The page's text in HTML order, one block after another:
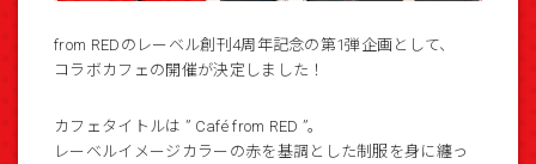
from REDのレーベル創刊4周年記念の第1弾企画として、
コラボカフェの開催が決定しました！
カフェタイトルは ” Café from RED ”。
レーベルイメージカラーの赤を基調とした制服を身に纏っ